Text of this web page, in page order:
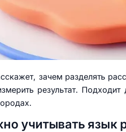
зачем разделять
результат.
учитывать язык